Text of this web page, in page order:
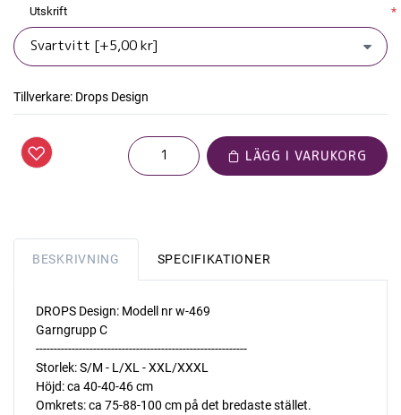
Utskrift *
Tillverkare: Drops Design
LÄGG I VARUKORG
BESKRIVNING SPECIFIKATIONER
DROPS Design: Modell nr w-469
Garngrupp C
-----------------------------------------------------------
Storlek: S/M - L/XL - XXL/XXXL
Höjd: ca 40-40-46 cm
Omkrets: ca 75-88-100 cm på det bredaste stället.